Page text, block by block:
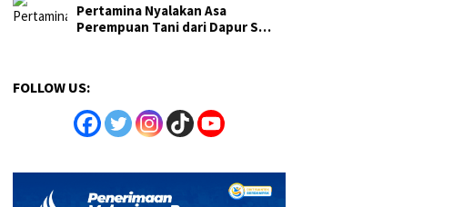
Pertamina Nyalakan Asa
Perempuan Tani dari Dapur S…
FOLLOW US: